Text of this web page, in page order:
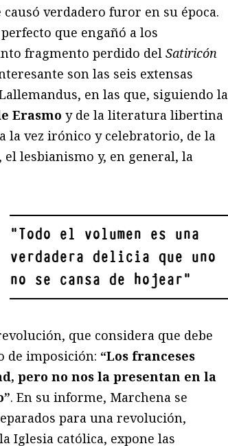
verdadero furor en su época.
que engañó a los
fragmento perdido del Satiricón
son las seis extensas
en las que, siguiendo la
Erasmo y de la literatura libertina
la vez irónico y celebratorio, de la
lesbianismo y, en general, la
"Todo el volumen es una
verdadera delicia que uno
no se cansa de hojear"
que considera que debe
de imposición: “Los franceses
pero no nos la presentan en la
. En su informe, Marchena se
para una revolución,
Iglesia católica, expone las